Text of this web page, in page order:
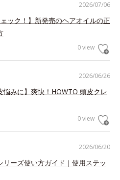
2026/07/06
ェック！】新発売のヘアオイルの正
0 view
2026/06/26
悩みに】爽快！HOWTO 頭皮クレ
0 view
2026/06/20
リーズ使い方ガイド｜使用ステッ